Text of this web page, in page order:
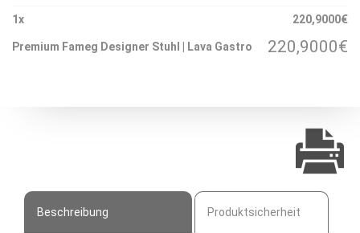
Gastro
1x 220,9000€
Premium Fameg Designer Stuhl | Lava Gastro 220,9000€
Beschreibung Produktsicherheit